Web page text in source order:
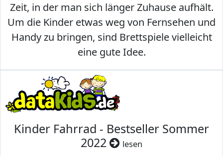
Zeit, in der man sich länger Zuhause aufhält.
Um die Kinder etwas weg von Fernsehen und
Handy zu bringen, sind Brettspiele vielleicht
eine gute Idee.
Kinder Fahrrad - Bestseller Sommer
2022
lesen